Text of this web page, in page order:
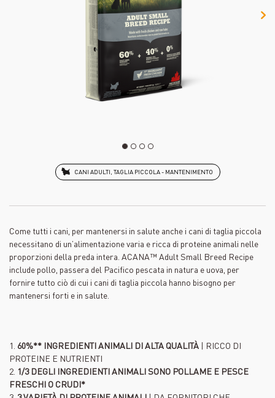
CANI ADULTI, TAGLIA PICCOLA - MANTENIMENTO
Come tutti i cani, per mantenersi in salute anche i cani di taglia piccola
necessitano di un’alimentazione varia e ricca di proteine animali nelle
proporzioni della preda intera. ACANA™ Adult Small Breed Recipe
include pollo, passera del Pacifico pescata in natura e uova, per
fornire tutto ciò di cui i cani di taglia piccola hanno bisogno per
mantenersi forti e in salute.
1. 60%** INGREDIENTI ANIMALI DI ALTA QUALITÀ | RICCO DI
PROTEINE E NUTRIENTI
2. 1/3 DEGLI INGREDIENTI ANIMALI SONO POLLAME E PESCE
FRESCHI O CRUDI*